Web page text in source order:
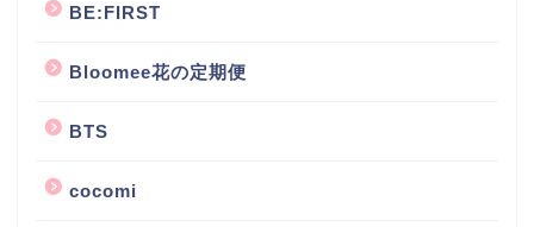
BE:FIRST
Bloomee花の定期便
BTS
cocomi